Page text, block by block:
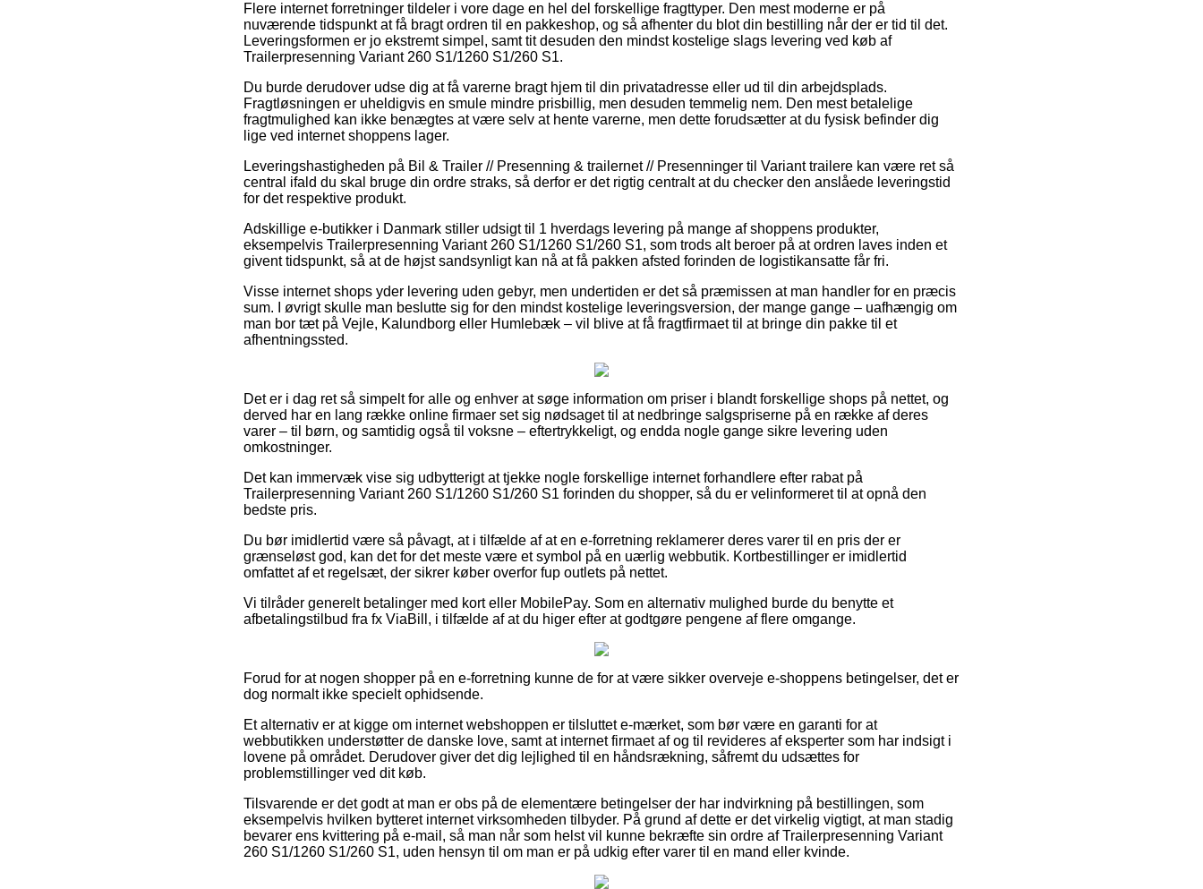
Flere internet forretninger tildeler i vore dage en hel del forskellige fragttyper. Den mest moderne er på
nuværende tidspunkt at få bragt ordren til en pakkeshop, og så afhenter du blot din bestilling når der er tid til det.
Leveringsformen er jo ekstremt simpel, samt tit desuden den mindst kostelige slags levering ved køb af
Trailerpresenning Variant 260 S1/1260 S1/260 S1.
Du burde derudover udse dig at få varerne bragt hjem til din privatadresse eller ud til din arbejdsplads.
Fragtløsningen er uheldigvis en smule mindre prisbillig, men desuden temmelig nem. Den mest betalelige
fragtmulighed kan ikke benægtes at være selv at hente varerne, men dette forudsætter at du fysisk befinder dig
lige ved internet shoppens lager.
Leveringshastigheden på Bil & Trailer // Presenning & trailernet // Presenninger til Variant trailere kan være ret så
central ifald du skal bruge din ordre straks, så derfor er det rigtig centralt at du checker den anslåede leveringstid
for det respektive produkt.
Adskillige e-butikker i Danmark stiller udsigt til 1 hverdags levering på mange af shoppens produkter,
eksempelvis Trailerpresenning Variant 260 S1/1260 S1/260 S1, som trods alt beroer på at ordren laves inden et
givent tidspunkt, så at de højst sandsynligt kan nå at få pakken afsted forinden de logistikansatte får fri.
Visse internet shops yder levering uden gebyr, men undertiden er det så præmissen at man handler for en præcis
sum. I øvrigt skulle man beslutte sig for den mindst kostelige leveringsversion, der mange gange – uafhængig om
man bor tæt på Vejle, Kalundborg eller Humlebæk – vil blive at få fragtfirmaet til at bringe din pakke til et
afhentningssted.
Det er i dag ret så simpelt for alle og enhver at søge information om priser i blandt forskellige shops på nettet, og
derved har en lang række online firmaer set sig nødsaget til at nedbringe salgspriserne på en række af deres
varer – til børn, og samtidig også til voksne – eftertrykkeligt, og endda nogle gange sikre levering uden
omkostninger.
Det kan immervæk vise sig udbytterigt at tjekke nogle forskellige internet forhandlere efter rabat på
Trailerpresenning Variant 260 S1/1260 S1/260 S1 forinden du shopper, så du er velinformeret til at opnå den
bedste pris.
Du bør imidlertid være så påvagt, at i tilfælde af at en e-forretning reklamerer deres varer til en pris der er
grænseløst god, kan det for det meste være et symbol på en uærlig webbutik. Kortbestillinger er imidlertid
omfattet af et regelsæt, der sikrer køber overfor fup outlets på nettet.
Vi tilråder generelt betalinger med kort eller MobilePay. Som en alternativ mulighed burde du benytte et
afbetalingstilbud fra fx ViaBill, i tilfælde af at du higer efter at godtgøre pengene af flere omgange.
Forud for at nogen shopper på en e-forretning kunne de for at være sikker overveje e-shoppens betingelser, det er
dog normalt ikke specielt ophidsende.
Et alternativ er at kigge om internet webshoppen er tilsluttet e-mærket, som bør være en garanti for at
webbutikken understøtter de danske love, samt at internet firmaet af og til revideres af eksperter som har indsigt i
lovene på området. Derudover giver det dig lejlighed til en håndsrækning, såfremt du udsættes for
problemstillinger ved dit køb.
Tilsvarende er det godt at man er obs på de elementære betingelser der har indvirkning på bestillingen, som
eksempelvis hvilken bytteret internet virksomheden tilbyder. På grund af dette er det virkelig vigtigt, at man stadig
bevarer ens kvittering på e-mail, så man når som helst vil kunne bekræfte sin ordre af Trailerpresenning Variant
260 S1/1260 S1/260 S1, uden hensyn til om man er på udkig efter varer til en mand eller kvinde.